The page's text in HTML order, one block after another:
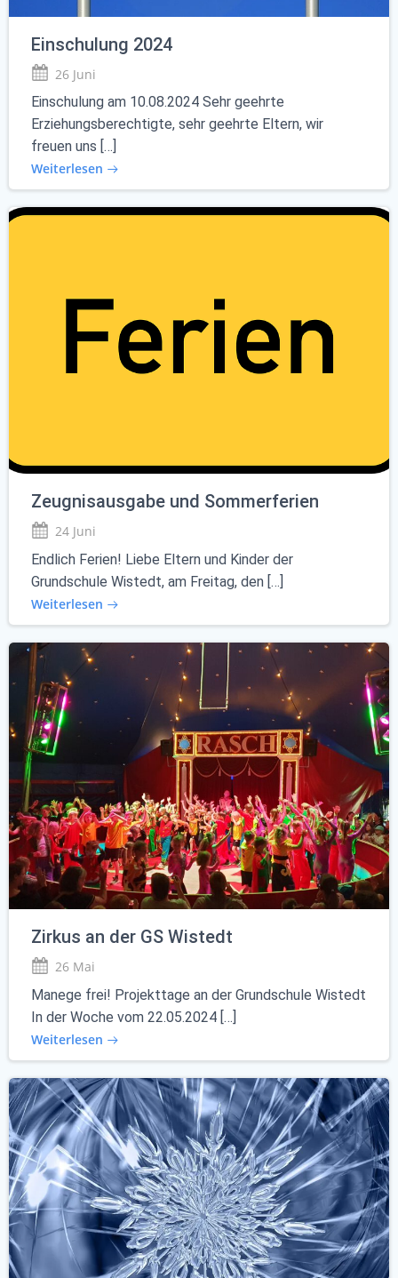
Einschulung 2024
26 Juni
Einschulung am 10.08.2024 Sehr geehrte
Erziehungsberechtigte, sehr geehrte Eltern, wir
freuen uns […]
Weiterlesen
Zeugnisausgabe und Sommerferien
24 Juni
Endlich Ferien! Liebe Eltern und Kinder der
Grundschule Wistedt, am Freitag, den […]
Weiterlesen
Zirkus an der GS Wistedt
26 Mai
Manege frei! Projekttage an der Grundschule Wistedt
In der Woche vom 22.05.2024 […]
Weiterlesen